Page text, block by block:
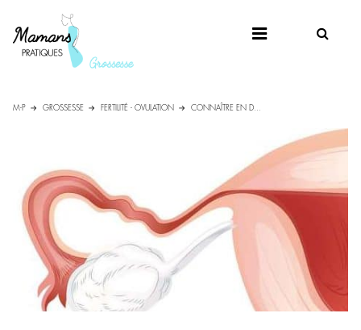
M-P GROSSESSE FERTILITÉ - OVULATION CONNAÎTRE EN D...